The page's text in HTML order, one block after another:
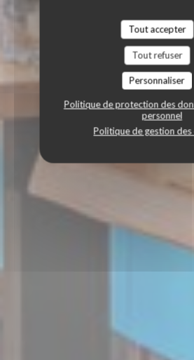
Tout accepter
Tout refuser
Personnaliser
Politique de protection des
personnel
Politique de gestion des